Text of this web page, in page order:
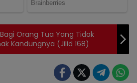
Orang Tua Yang Tidak
Kandungnya (Jilid 168)